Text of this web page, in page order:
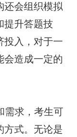
还会组织模拟
提升答题技
投入，对于一
会造成一定的
需求，考生可
方式。无论是